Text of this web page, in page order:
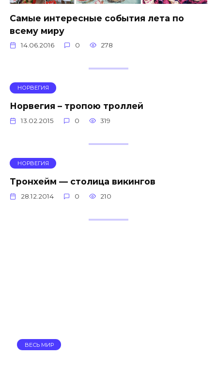
Самые интересные события лета по
всему миру
14.06.2016 0 278
НОРВЕГИЯ
Норвегия – тропою троллей
13.02.2015 0 319
НОРВЕГИЯ
Тронхейм — столица викингов
28.12.2014 0 210
ВЕСЬ МИР